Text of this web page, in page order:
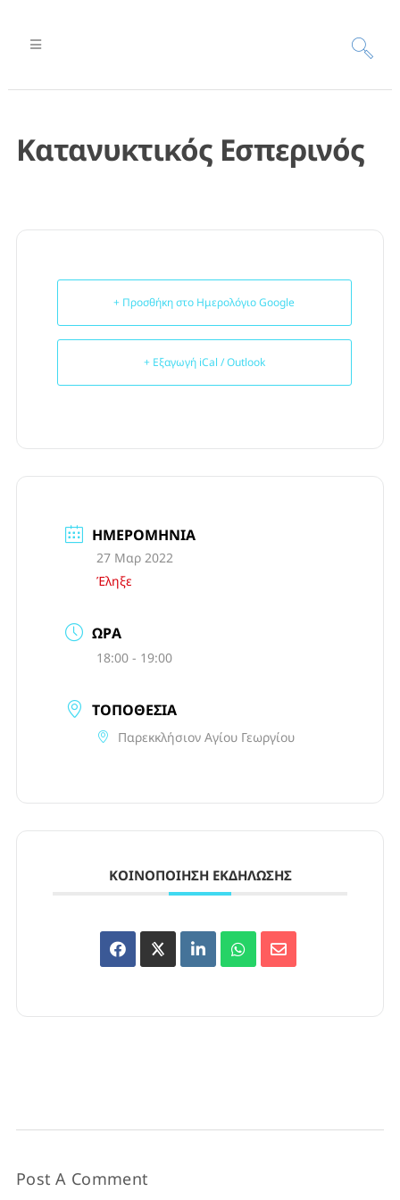
Κατανυκτικός Εσπερινός
+ Προσθήκη στο Ημερολόγιο Google
+ Εξαγωγή iCal / Outlook
ΗΜΕΡΟΜΗΝΊΑ
27 Μαρ 2022
Έληξε
ΏΡΑ
18:00 - 19:00
ΤΟΠΟΘΕΣΊΑ
Παρεκκλήσιον Αγίου Γεωργίου
ΚΟΙΝΟΠΟΊΗΣΗ ΕΚΔΉΛΩΣΗΣ
Post A Comment